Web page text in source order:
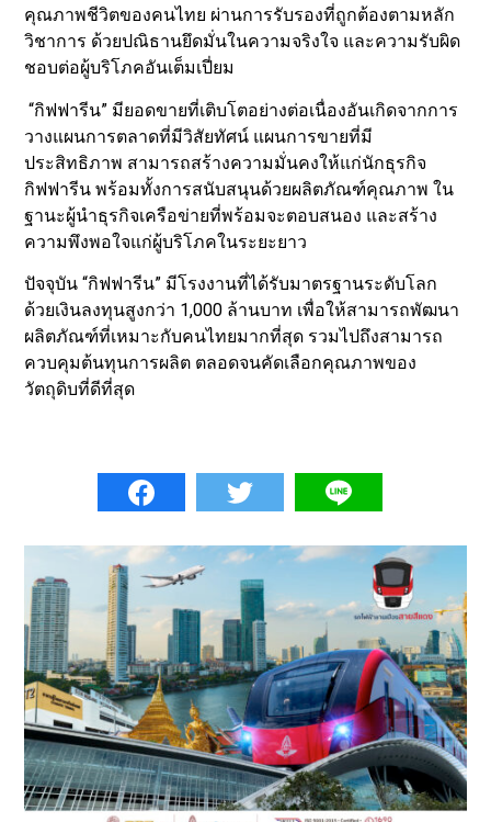
คุณภาพชีวิตของคนไทย ผ่านการรับรองที่ถูกต้องตามหลัก
วิชาการ ด้วยปณิธานยึดมั่นในความจริงใจ และความรับผิด
ชอบต่อผู้บริโภคอันเต็มเปี่ยม
“กิฟฟารีน” มียอดขายที่เติบโตอย่างต่อเนื่องอันเกิดจากการ
วางแผนการตลาดที่มีวิสัยทัศน์ แผนการขายที่มี
ประสิทธิภาพ สามารถสร้างความมั่นคงให้แก่นักธุรกิจ
กิฟฟารีน พร้อมทั้งการสนับสนุนด้วยผลิตภัณฑ์คุณภาพ ใน
ฐานะผู้นำธุรกิจเครือข่ายที่พร้อมจะตอบสนอง และสร้าง
ความพึงพอใจแก่ผู้บริโภคในระยะยาว
ปัจจุบัน “กิฟฟารีน” มีโรงงานที่ได้รับมาตรฐานระดับโลก
ด้วยเงินลงทุนสูงกว่า 1,000 ล้านบาท เพื่อให้สามารถพัฒนา
ผลิตภัณฑ์ที่เหมาะกับคนไทยมากที่สุด รวมไปถึงสามารถ
ควบคุมต้นทุนการผลิต ตลอดจนคัดเลือกคุณภาพของ
วัตถุดิบที่ดีที่สุด